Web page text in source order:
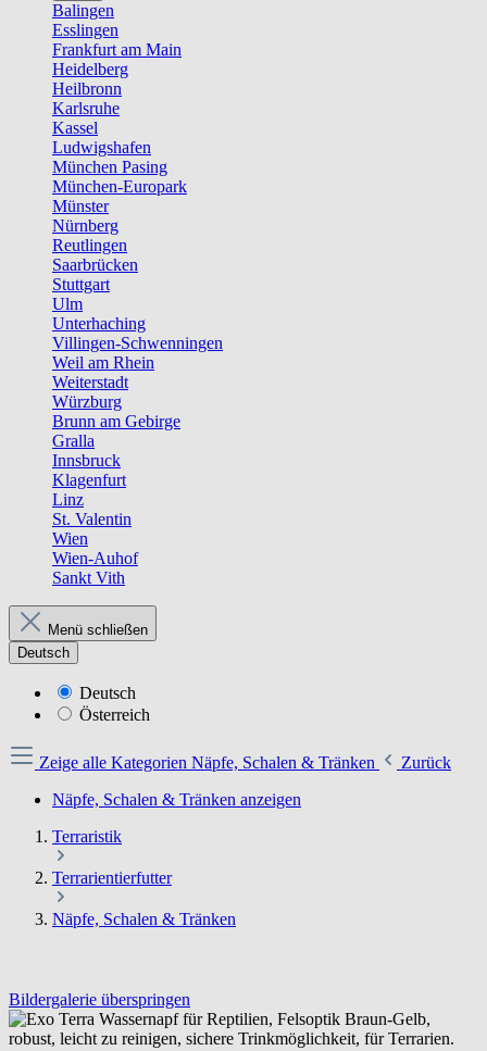
Balingen
Esslingen
Frankfurt am Main
Heidelberg
Heilbronn
Karlsruhe
Kassel
Ludwigshafen
München Pasing
München-Europark
Münster
Nürnberg
Reutlingen
Saarbrücken
Stuttgart
Ulm
Unterhaching
Villingen-Schwenningen
Weil am Rhein
Weiterstadt
Würzburg
Brunn am Gebirge
Gralla
Innsbruck
Klagenfurt
Linz
St. Valentin
Wien
Wien-Auhof
Sankt Vith
Menü schließen
Deutsch
Deutsch
Österreich
Zeige alle Kategorien Näpfe, Schalen & Tränken
Zurück
Näpfe, Schalen & Tränken anzeigen
Terraristik
Terrarientierfutter
Näpfe, Schalen & Tränken
Bildergalerie überspringen